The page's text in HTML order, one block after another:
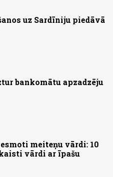
uz Sardīniju piedāvā
bankomātu apzadzēju
meiteņu vārdi: 10
vārdi ar īpašu